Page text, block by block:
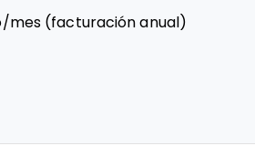
mes (facturación anual)